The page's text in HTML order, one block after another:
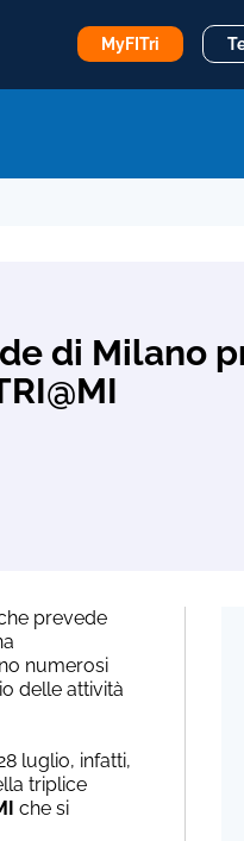
MyFITri
di Milano
prevede
numerosi
delle attività
luglio, infatti,
triplice
che si